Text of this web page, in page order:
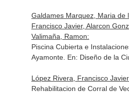
Galdames Marquez, Maria de
Francisco Javier, Alarcon
Valimaña, Ramon:
Piscina Cubierta e
Ayamonte. En: Diseño de la
López Rivera, Francisco
Rehabilitacion de Corral de